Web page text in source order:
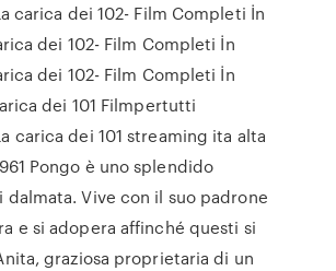
carica dei 102- Film Completi İn
dei 102- Film Completi İn
dei 102- Film Completi İn
dei 101 Filmpertutti
carica dei 101 streaming ita alta
Pongo è uno splendido
dalmata. Vive con il suo padrone
e si adopera affinché questi si
graziosa proprietaria di un